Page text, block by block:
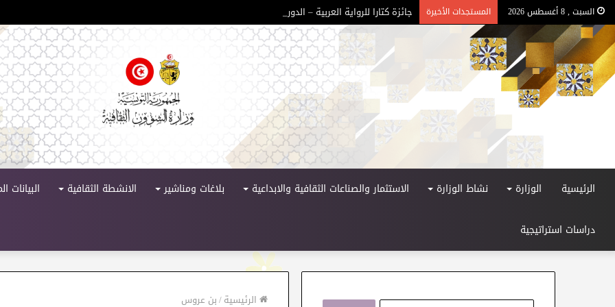
السبت , 8 أغسطس 2026 المستجدات الأخيرة جائزة كتارا للرواية العربية – الدورة 11
الرئيسية الوزارة نشاط الوزارة الاستثمار والصناعات الثقافية والابداعية بلاغات ومناشير الانشطة الثقافية البيانات
دراسات استراتيجية
الرئيسية/بن عروس